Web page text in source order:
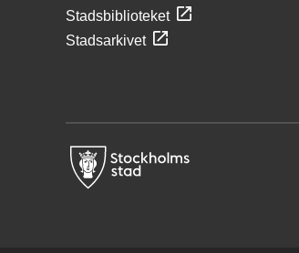
Stadsbiblioteket
Stadsarkivet